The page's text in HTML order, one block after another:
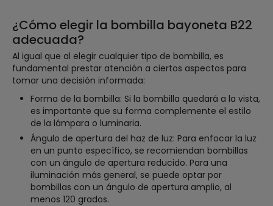
¿Cómo elegir la bombilla bayoneta B22
adecuada?
Al igual que al elegir cualquier tipo de bombilla, es
fundamental prestar atención a ciertos aspectos para
tomar una decisión informada:
Forma de la bombilla: Si la bombilla quedará a la vista,
es importante que su forma complemente el estilo
de la lámpara o luminaria.
Ángulo de apertura del haz de luz: Para enfocar la luz
en un punto específico, se recomiendan bombillas
con un ángulo de apertura reducido. Para una
iluminación más general, se puede optar por
bombillas con un ángulo de apertura amplio, al
menos 120 grados.